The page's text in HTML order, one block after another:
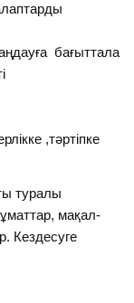
бағыттала
,тәртіпке
туралы
мақал-
Кездесуге